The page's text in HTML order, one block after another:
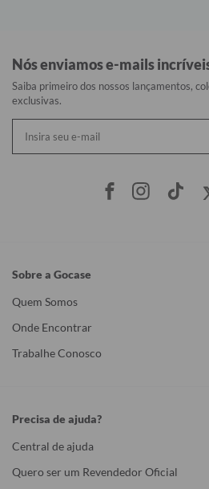
Nós enviamos e-mails
Saiba primeiro dos nossos lançamentos,
exclusivas.
Sobre a Gocase
Quem Somos
Onde Encontrar
Trabalhe Conosco
Precisa de ajuda?
Central de ajuda
Quero ser um Revendedor Oficial